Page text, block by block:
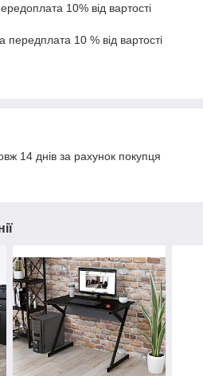
10% від вартості
передплата 10 % від вартості
14 днів за рахунок покупця